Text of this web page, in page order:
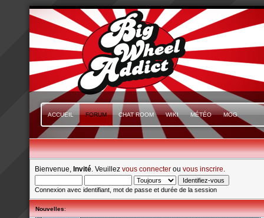
ACCUEIL FORUM CHAT ROOM WIKI MÉTÉO MOG
Bienvenue, Invité . Veuillez vous connecter ou vous inscrire
Connexion avec identifiant, mot de passe et durée de la session
Nouvelles: